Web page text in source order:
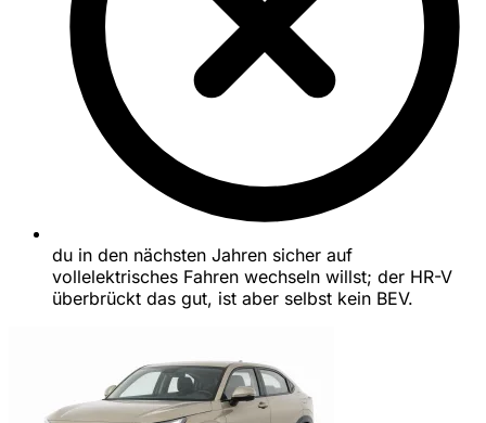
du in den nächsten Jahren sicher auf
vollelektrisches Fahren wechseln willst; der HR-V
überbrückt das gut, ist aber selbst kein BEV.